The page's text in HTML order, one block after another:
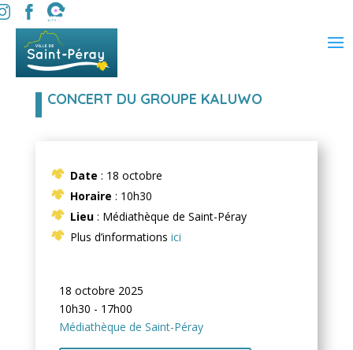
CONCERT DU GROUPE KALUWO
Date : 18 octobre
Horaire : 10h30
Lieu : Médiathèque de Saint-Péray
Plus d’informations ici
18 octobre 2025
10h30 - 17h00
Médiathèque de Saint-Péray